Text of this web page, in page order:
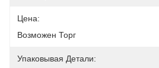
Цена:
Возможен Торг
Упаковывая Детали: